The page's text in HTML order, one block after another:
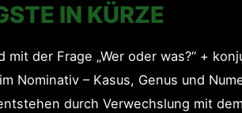
IN KÜRZE
mit der Frage „Wer oder was?“ +
Nominativ – Kasus, Genus und
durch Verwechslung mit